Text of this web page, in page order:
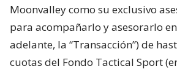
Moonvalley como su exclusivo
para acompañarlo y asesorarlo
adelante, la “Transacción”) de
cuotas del Fondo Tactical Sport